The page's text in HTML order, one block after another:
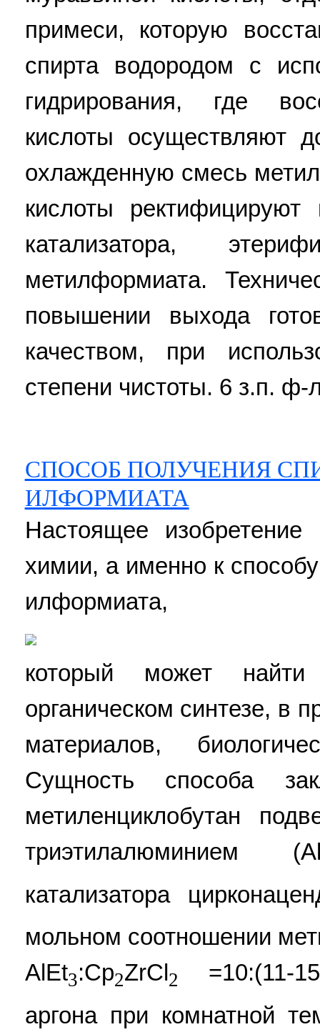
примеси, которую
спирта водородом с
гидрирования, где
кислоты осуществляют
охлажденную смесь
кислоты ректифицируют
катализатора,
метилформиата.
повышении выхода
качеством, при
степени чистоты. 6 з.п. ф-
СПОСОБ ПОЛУЧЕНИЯ
ИЛФОРМИАТА
Настоящее изобретение
химии, а именно к
илформиата,
который может
органическом синтезе, в
материалов,
Сущность способа
метиленциклобутан
триэтилалюминием
катализатора
мольном соотношении
AlEt3:Cp2ZrCl2
=10:(11-
аргона при комнатной